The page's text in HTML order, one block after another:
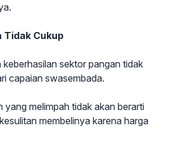
Tidak Cukup
keberhasilan sektor pangan tidak
capaian swasembada.
yang melimpah tidak akan berarti
membelinya karena harga